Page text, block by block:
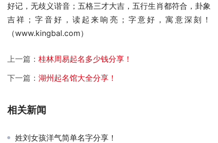
好记，无歧义谐音；五格三才大吉，五行生肖都符合，卦象
吉祥；字音好，读起来响亮；字意好，寓意深刻！
（www.kingbal.com）
上一篇： 桂林周易起名多少钱分享！
下一篇： 湖州起名馆大全分享！
相关新闻
姓刘女孩洋气简单名字分享！